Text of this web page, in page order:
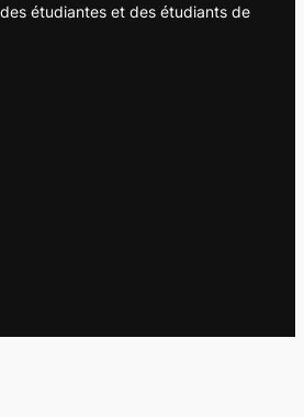
étudiantes et des étudiants de